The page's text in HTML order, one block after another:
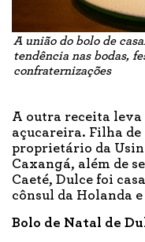
A união do bolo de
tendência nas bodas,
confraternizações
A outra receita
açucareira. Filha
proprietário da
Caxangá, além de
Caeté, Dulce foi
cônsul da Holanda
Bolo de Natal de